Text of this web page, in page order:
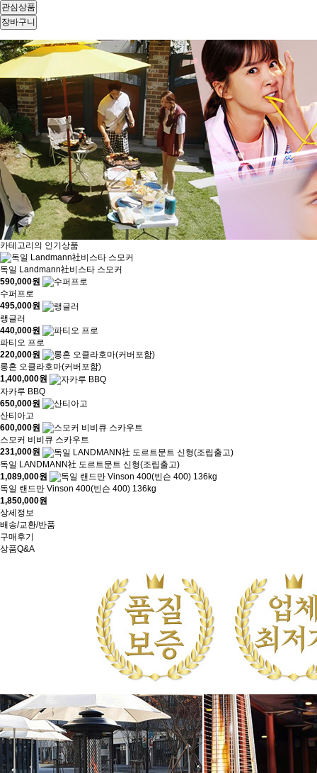
관심상품
장바구니
카테고리의 인기상품
독일 Landmann社비스타 스모커
590,000원
수퍼프로
495,000원
랭글러
440,000원
파티오 프로
220,000원
롱혼 오클라호마(커버포함)
1,400,000원
자카루 BBQ
650,000원
산티아고
600,000원
스모커 비비큐 스카우트
231,000원
독일 LANDMANN社 도르트문트 신형(조립출고)
1,089,000원
독일 랜드만 Vinson 400(빈슨 400) 136kg
1,850,000원
상세정보
배송/교환/반품
구매후기
상품Q&A